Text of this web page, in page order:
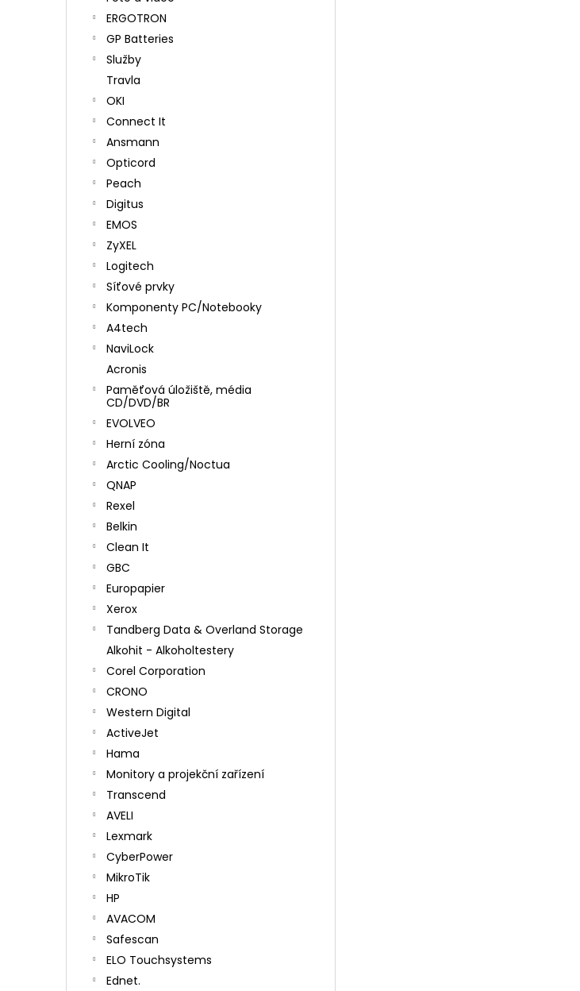
ERGOTRON
GP Batteries
Služby
Travla
OKI
Connect It
Ansmann
Opticord
Peach
Digitus
EMOS
ZyXEL
Logitech
Síťové prvky
Komponenty PC/Notebooky
A4tech
NaviLock
Acronis
Paměťová úložiště, média
CD/DVD/BR
EVOLVEO
Herní zóna
Arctic Cooling/Noctua
QNAP
Rexel
Belkin
Clean It
GBC
Europapier
Xerox
Tandberg Data & Overland Storage
Alkohit - Alkoholtestery
Corel Corporation
CRONO
Western Digital
ActiveJet
Hama
Monitory a projekční zařízení
Transcend
AVELI
Lexmark
CyberPower
MikroTik
HP
AVACOM
Safescan
ELO Touchsystems
Ednet.